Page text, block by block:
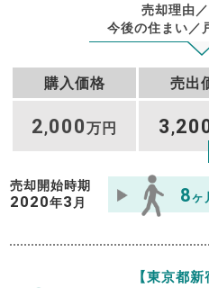
売却理由
今後の住まい／
購入価格 売出
2,000万円 3 ,
売却開始時期
2020年3 月 8ヶ
【東京都新